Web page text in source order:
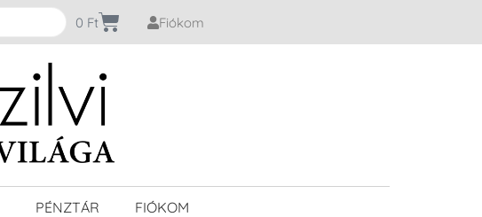
0 Ft Fiókom
PÉNZTÁR FIÓKOM